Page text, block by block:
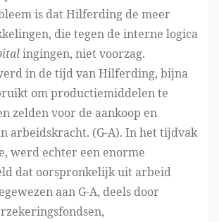
is dat Hilferding de meer
die tegen de interne logica
ingingen, niet voorzag.
in de tijd van Hilferding, bijna
om productiemiddelen te
zelden voor de aankoop en
arbeidskracht. (G-A). In het tijdvak
werd echter een enorme
dat oorspronkelijk uit arbeid
aan G-A, deels door